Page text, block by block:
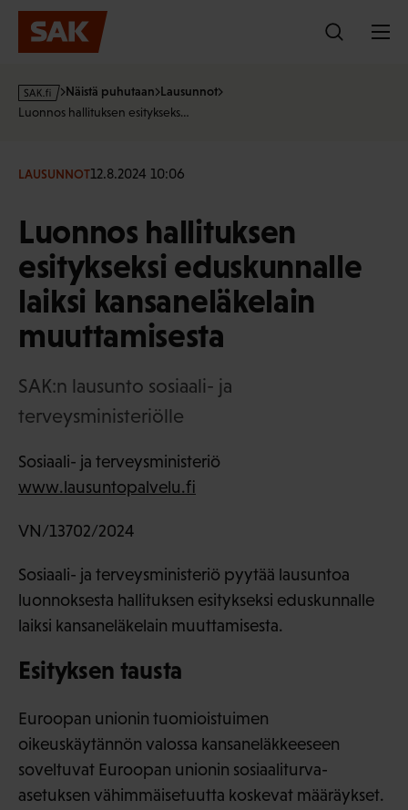
Hyppää
sisältöön
s
a
f
Näistä puhutaan Lausunnot
Luonnos hallituksen esitykseks…
LAUSUNNOT12.8.2024 10:06
Luonnos hallituksen
esitykseksi eduskunnalle
laiksi kansaneläkelain
muuttamisesta
SAK:n lausunto sosiaali- ja
terveysministeriölle
Sosiaali- ja terveysministeriö
www.lausuntopalvelu.fi
VN/13702/2024
Sosiaali- ja terveysministeriö pyytää lausuntoa
luonnoksesta hallituksen esitykseksi eduskunnalle
laiksi kansaneläkelain muuttamisesta.
Esityksen tausta
Euroopan unionin tuomioistuimen
oikeuskäytännön valossa kansaneläkkeeseen
soveltuvat Euroopan unionin sosiaaliturva-
asetuksen vähimmäisetuutta koskevat määräykset.